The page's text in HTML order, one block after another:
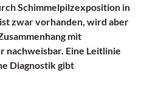
Schimmelpilzexposition in
zwar vorhanden, wird aber
mit
nachweisbar. Eine Leitlinie
Diagnostik gibt